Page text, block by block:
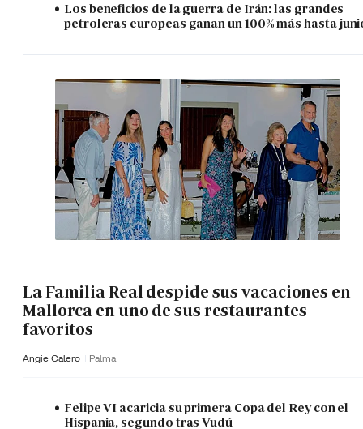
Los beneficios de la guerra de Irán: las grandes
petroleras europeas ganan un 100% más hasta
La Familia Real despide sus vacaciones en
Mallorca en uno de sus restaurantes
favoritos
Angie Calero Palma
Felipe VI acaricia su primera Copa del Rey con el
Hispania, segundo tras Vudú